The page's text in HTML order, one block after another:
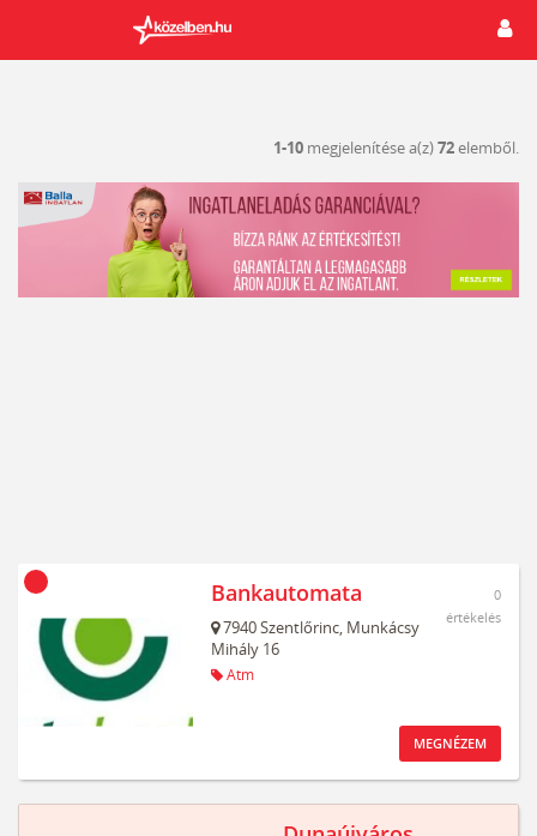
1-10 megjelenítése a(z)72elemből.
Bankautomata
7940Szentlőrinc, Munkácsy
Mihály 16
Atm
0
értékelés
MEGNÉZEM